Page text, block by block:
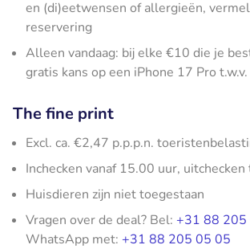
en (di)eetwensen of allergieën,
reservering
Alleen vandaag: bij elke €10 die je
gratis kans op een iPhone 17 Pro
The fine print
Excl. ca. €2,47 p.p.p.n.
Inchecken vanaf 15.00 uur,
Huisdieren zijn niet toegestaan
Vragen over de deal? Bel: +31 88 205
WhatsApp met: +31 88 205 05 05